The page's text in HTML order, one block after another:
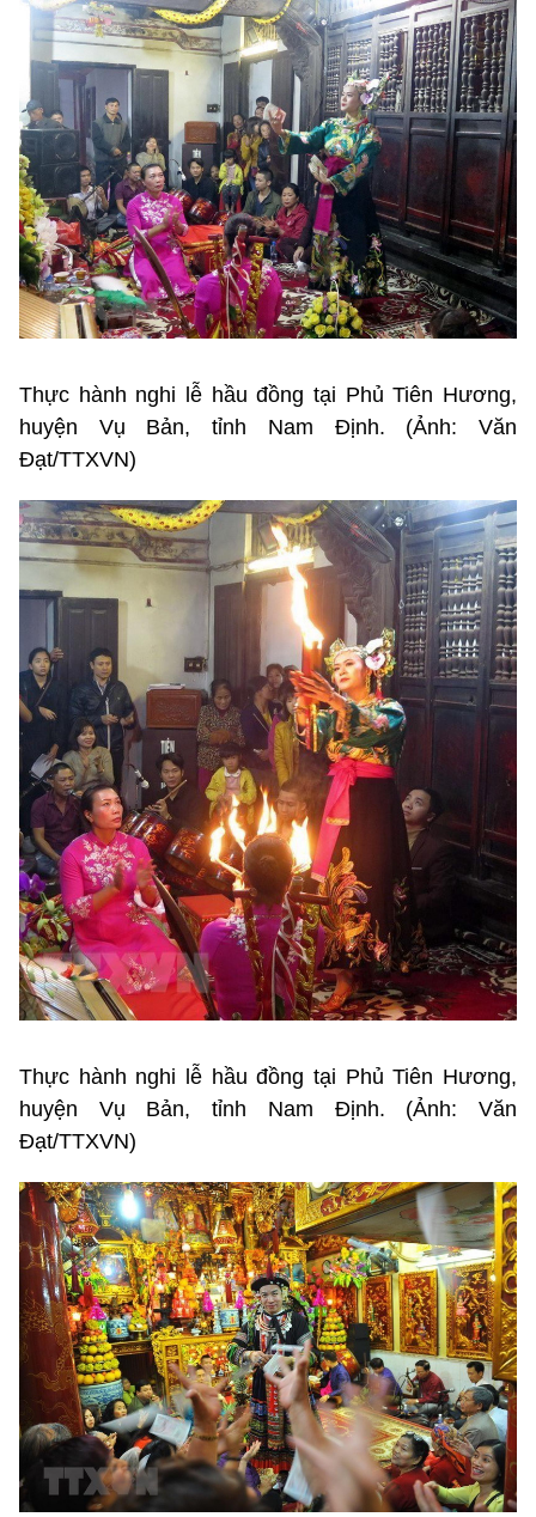
Thực hành nghi lễ hầu đồng tại Phủ Tiên Hương,
huyện Vụ Bản, tỉnh Nam Định. (Ảnh: Văn
Đạt/TTXVN)
Thực hành nghi lễ hầu đồng tại Phủ Tiên Hương,
huyện Vụ Bản, tỉnh Nam Định. (Ảnh: Văn
Đạt/TTXVN)